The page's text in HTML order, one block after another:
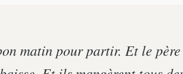
matin pour partir. Et le